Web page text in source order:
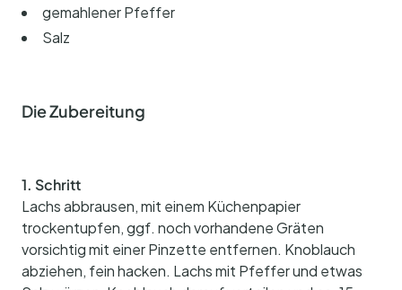
gemahlener Pfeffer
Salz
Die Zubereitung
1. Schritt
Lachs abbrausen, mit einem Küchenpapier
trockentupfen, ggf. noch vorhandene Gräten
vorsichtig mit einer Pinzette entfernen. Knoblauch
abziehen, fein hacken. Lachs mit Pfeffer und etwas